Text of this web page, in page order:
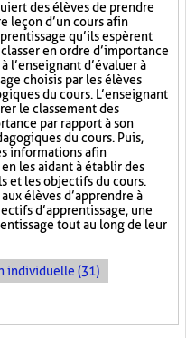
des élèves de prendre
leçon d’un cours afin
qu’ils espèrent
en ordre d’importance
l’enseignant d’évaluer à
choisis par les élèves
du cours. L’enseignant
le classement des
par rapport à son
du cours. Puis,
informations afin
les aidant à établir des
et les objectifs du cours.
élèves d’apprendre à
d’apprentissage, une
tout au long de leur
individuelle (31)